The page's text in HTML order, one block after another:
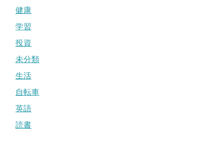
健康
学習
投資
未分類
生活
自転車
英語
読書